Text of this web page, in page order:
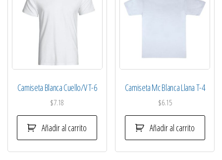
Camiseta Blanca Cuello/V T-6
$7.18
Añadir al carrito
Camiseta Mc Blanca Llana T-4
$6.15
Añadir al carrito